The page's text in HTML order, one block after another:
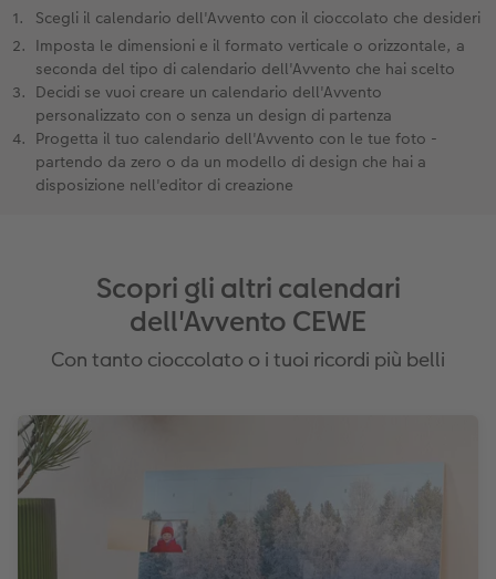
Scegli il calendario dell'Avvento con il cioccolato che desideri
Imposta le dimensioni e il formato verticale o orizzontale, a
seconda del tipo di calendario dell'Avvento che hai scelto
Decidi se vuoi creare un calendario dell'Avvento
personalizzato con o senza un design di partenza
Progetta il tuo calendario dell'Avvento con le tue foto -
partendo da zero o da un modello di design che hai a
disposizione nell'editor di creazione
Scopri gli altri calendari
dell'Avvento CEWE
Con tanto cioccolato o i tuoi ricordi più belli